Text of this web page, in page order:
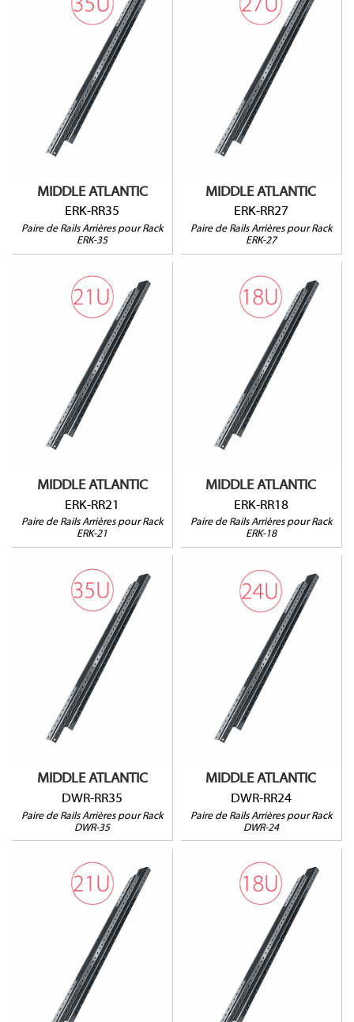
MIDDLE ATLANTIC
ERK-RR35
Paire de Rails Arrières pour Rack
ERK-35
ERK-RR35
Pour rack ERK-35
Vendu par paire
MIDDLE ATLANTIC
ERK-RR27
Paire de Rails Arrières pour Rack
ERK-27
ERK-RR27
Pour rack ERK-27
Vendu par paire
MIDDLE ATLANTIC
ERK-RR21
Paire de Rails Arrières pour Rack
ERK-21
ERK-RR21
Pour rack ERK-21
Vendu par paire
MIDDLE ATLANTIC
ERK-RR18
Paire de Rails Arrières pour Rack
ERK-18
ERK-RR18
Pour rack ERK-18
Vendu par paire
MIDDLE ATLANTIC
DWR-RR35
Paire de Rails Arrières pour Rack
DWR-35
DWR-RR35
Pour rack DWR-35
Vendu par paire
MIDDLE ATLANTIC
DWR-RR24
Paire de Rails Arrières pour Rack
DWR-24
DWR-RR24
Pour rack DWR-24
Vendu par paire
DWR-RR21
Pour rack DWR-21
Vendu par paire
DWR-RR18
Pour rack DWR-18
Vendu par paire